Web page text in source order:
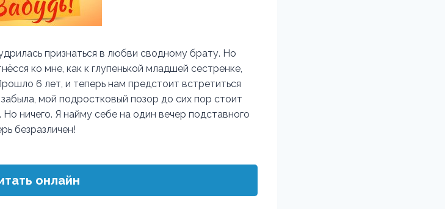
признаться в любви сводному брату. Но
ко мне, как к глупенькой младшей сестренке,
6 лет, и теперь нам предстоит встретиться
мой подростковый позор до сих пор стоит
ничего. Я найму себе на один вечер подставного
безразличен!
онлайн